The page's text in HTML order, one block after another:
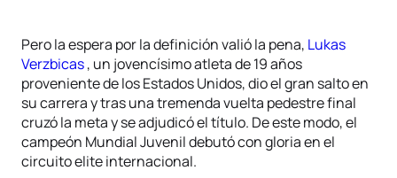
Pero la espera por la definición valió la pena, Lukas
Verzbicas, un jovencísimo atleta de 19 años
proveniente de los Estados Unidos, dio el gran salto en
su carrera y tras una tremenda vuelta pedestre final
cruzó la meta y se adjudicó el título. De este modo, el
campeón Mundial Juvenil debutó con gloria en el
circuito elite internacional.